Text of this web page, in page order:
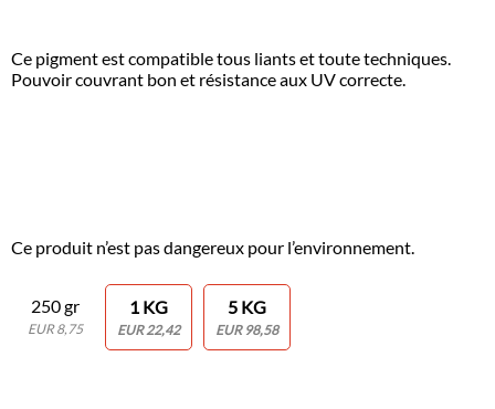
Ce pigment est compatible tous liants et toute techniques.
Pouvoir couvrant bon et résistance aux UV correcte.
Ce produit n’est pas dangereux pour l’environnement.
250 gr
EUR 8,75
1 KG
EUR 22,42
5 KG
EUR 98,58